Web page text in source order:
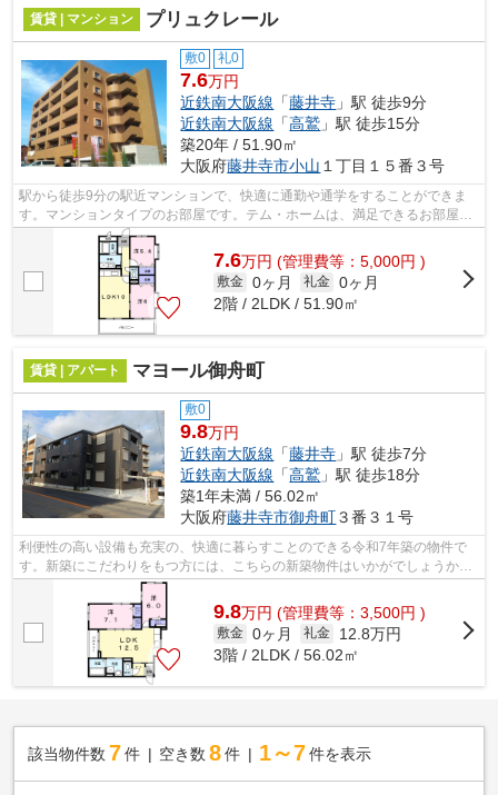
賃貸 | マンション プリュクレール
敷0 礼0
7.6万円
近鉄南大阪線 「藤井寺 」駅 徒歩9分
近鉄南大阪線 「高鷲 」駅 徒歩15分
築20年 / 51.90㎡
大阪府藤井寺市小山 １丁目１５番３号
駅から徒歩9分の駅近マンションで、快適に通勤や通学をすることができま
す。マンションタイプのお部屋です。テム・ホームは、満足できるお部屋を
紹介する自信がございます。藤井寺市で...
7.6万円 (管理費等：5,000円 )
敷金 0ヶ月 礼金 0ヶ月
2階 / 2LDK / 51.90㎡
賃貸 | アパート マヨール御舟町
敷0
9.8万円
近鉄南大阪線 「藤井寺 」駅 徒歩7分
近鉄南大阪線 「高鷲 」駅 徒歩18分
築1年未満 / 56.02㎡
大阪府藤井寺市御舟町３番３１号
利便性の高い設備も充実の、快適に暮らすことのできる令和7年築の物件で
す。新築にこだわりをもつ方には、こちらの新築物件はいかがでしょうか。
家賃10万円以下のアパートをお探しのお...
9.8万円 (管理費等：3,500円 )
敷金 0ヶ月 礼金
12.8万円
3階 / 2LDK / 56.02㎡
該当物件数 7件 空き数 8 件 1～7 件を表示